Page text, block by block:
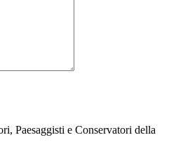
Paesaggisti e Conservatori della